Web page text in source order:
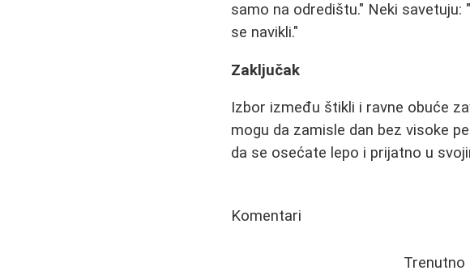
samo na odredištu." Neki
se navikli."
Zaključak
Izbor između štikli i ravne obuće
mogu da zamisle dan bez visoke
da se osećate lepo i prijatno u
Komentari
Trenutno